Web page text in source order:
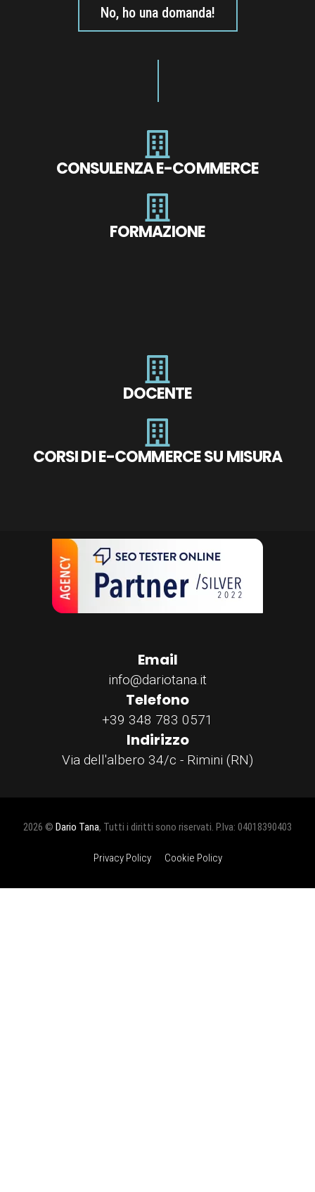
No, ho una domanda!
CONSULENZA E-COMMERCE
FORMAZIONE
DOCENTE
CORSI DI E-COMMERCE SU MISURA
Email
info@dariotana.it
Telefono
+39 348 783 0571
Indirizzo
Via dell'albero 34/c - Rimini (RN)
2026 © Dario Tana, Tutti i diritti sono riservati. P.Iva: 04018390403
Privacy Policy Cookie Policy